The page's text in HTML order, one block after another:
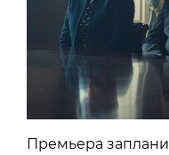
Премьера